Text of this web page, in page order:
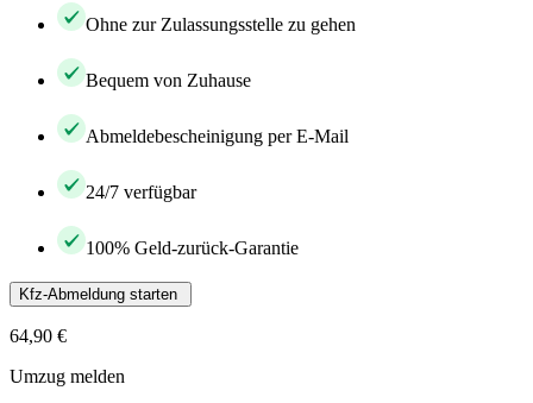
Ohne zur Zulassungsstelle zu gehen
Bequem von Zuhause
Abmeldebescheinigung per E-Mail
24/7 verfügbar
100% Geld-zurück-Garantie
Kfz-Abmeldung starten
64,90 €
Umzug melden